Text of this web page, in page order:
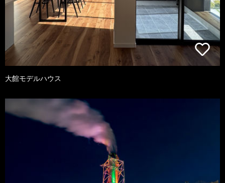
大館モデルハウス